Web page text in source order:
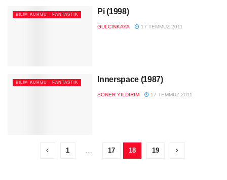
BILIM KURGU - FANTASTIK Pi (1998)
GULCINKAYA 17 TEMMUZ 2011
BILIM KURGU - FANTASTIK Innerspace (1987)
SONER YILDIRIM 17 TEMMUZ 2011
1 17 18 19